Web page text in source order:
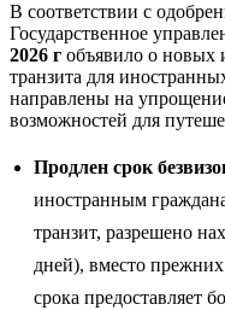
В соответствии с
Государственное
2026 г объявило о новых
транзита для
направлены на
возможностей для
Продлен срок
иностранным
транзит, разрешено
дней), вместо
срока предоставляет